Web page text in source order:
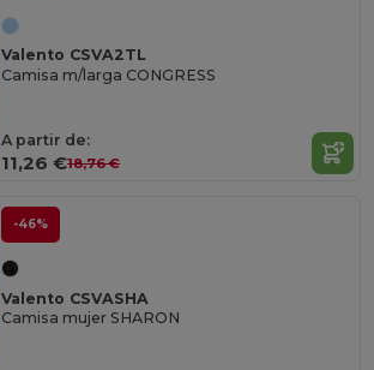
Valento CSVA2TL
Camisa m/larga CONGRESS
A partir de:
11,26 €18,76 €
-46%
Valento CSVASHA
Camisa mujer SHARON